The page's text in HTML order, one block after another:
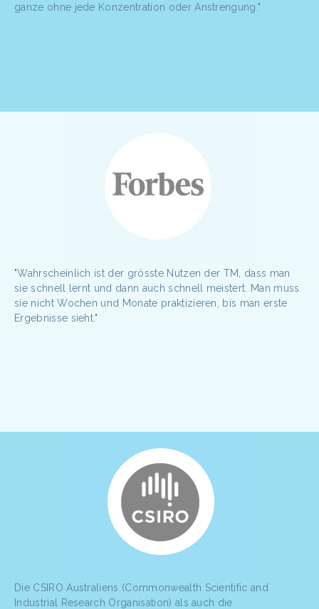
ganze ohne jede Konzentration oder Anstrengung."
"Wahrscheinlich ist der grösste Nutzen der TM, dass man
sie schnell lernt und dann auch schnell meistert. Man muss
sie nicht Wochen und Monate praktizieren, bis man erste
Ergebnisse sieht."
Die CSIRO Australiens (Commonwealth Scientific and
Industrial Research Organisation) als auch die